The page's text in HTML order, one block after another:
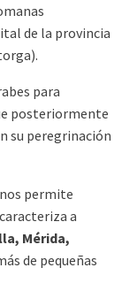
de la provincia
para
posteriormente
su peregrinación
permite
a
Mérida,
de pequeñas